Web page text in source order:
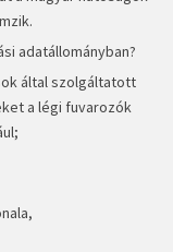
adatállományban?
által szolgáltatott
a légi fuvarozók